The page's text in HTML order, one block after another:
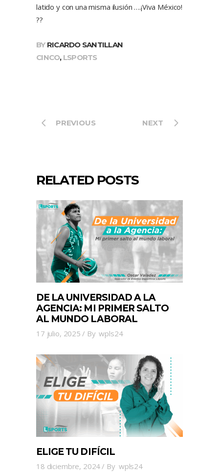
latido y con una misma ilusión ….¡Viva México!
??
BY RICARDO SANTILLAN
CINCO, LSPORTS
PREVIOUS NEXT
RELATED POSTS
DE LA UNIVERSIDAD A LA
AGENCIA: MI PRIMER SALTO
AL MUNDO LABORAL
17 julio, 2025 By wpls24
ELIGE TU DIFÍCIL
18 diciembre, 2024 By wpls24